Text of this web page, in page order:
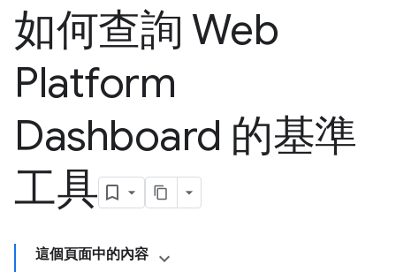
如何查詢 Web
Platform
Dashboard 的基準
工具
這個頁面中的內容